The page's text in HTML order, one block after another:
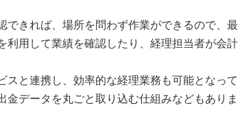
きれば、場所を問わず作業ができるので、
用して業績を確認したり、経理担当者が会
と連携し、効率的な経理業務も可能となっ
データを丸ごと取り込む仕組みなどもありま